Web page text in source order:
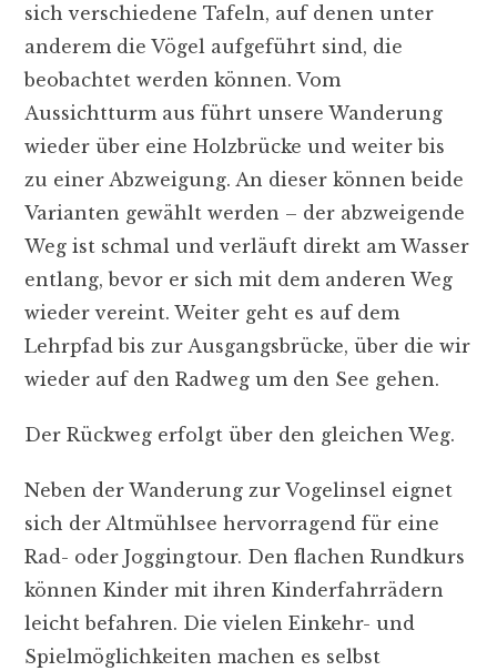
sich verschiedene Tafeln, auf denen unter
anderem die Vögel aufgeführt sind, die
beobachtet werden können. Vom
Aussichtturm aus führt unsere Wanderung
wieder über eine Holzbrücke und weiter bis
zu einer Abzweigung. An dieser können beide
Varianten gewählt werden – der abzweigende
Weg ist schmal und verläuft direkt am Wasser
entlang, bevor er sich mit dem anderen Weg
wieder vereint. Weiter geht es auf dem
Lehrpfad bis zur Ausgangsbrücke, über die wir
wieder auf den Radweg um den See gehen.
Der Rückweg erfolgt über den gleichen Weg.
Neben der Wanderung zur Vogelinsel eignet
sich der Altmühlsee hervorragend für eine
Rad- oder Joggingtour. Den flachen Rundkurs
können Kinder mit ihren Kinderfahrrädern
leicht befahren. Die vielen Einkehr- und
Spielmöglichkeiten machen es selbst